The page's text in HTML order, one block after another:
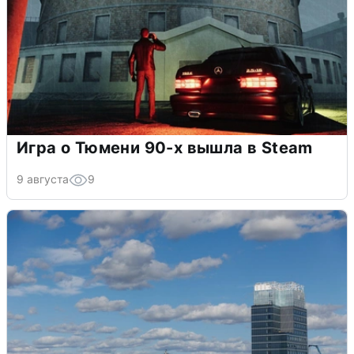
Игра о Тюмени 90-х вышла в Steam
9 августа 9